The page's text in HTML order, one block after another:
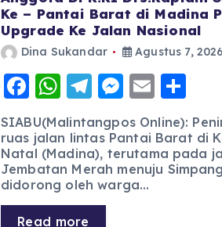
Ke – Pantai Barat di Madina
Upgrade Ke Jalan Nasional
Dina Sukandar Agustus 7, 2026
F
a
c
e
b
o
W
h
a
ts
A
p
T
e
g
r
a
M
ss
e
n
E
m
ai
l
h
a
re
SIABU(Malintangpos Online):
ruas jalan lintas Pantai Barat di
Natal (Madina), terutama pada
Jembatan Merah menuju
didorong oleh warga…
Read more